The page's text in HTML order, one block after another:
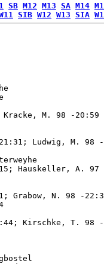
SB M12 M13 SA M14
SIB W12 W13 SIA